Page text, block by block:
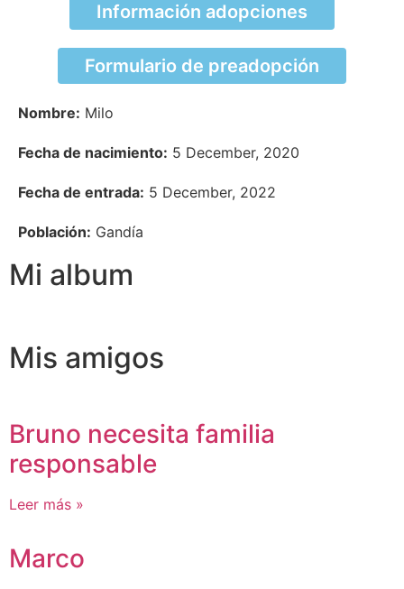
Información adopciones
Formulario de preadopción
Nombre: Milo
Fecha de nacimiento: 5 December, 2020
Fecha de entrada: 5 December, 2022
Población: Gandía
Mi album
Mis amigos
Bruno necesita familia
responsable
Leer más »
Marco